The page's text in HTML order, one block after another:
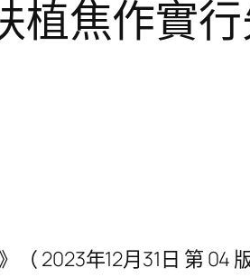
植焦作實
（ 2023年12月31日 第 04 版